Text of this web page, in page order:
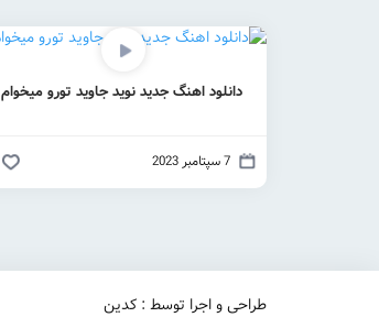
دانلود اهنگ جدید نوید جاوید تورو میخوام
7 سپتامبر 2023
طراحی و اجرا توسط : کدین